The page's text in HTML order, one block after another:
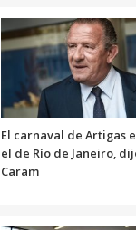
El carnaval de Artigas
el de Río de Janeiro,
Caram